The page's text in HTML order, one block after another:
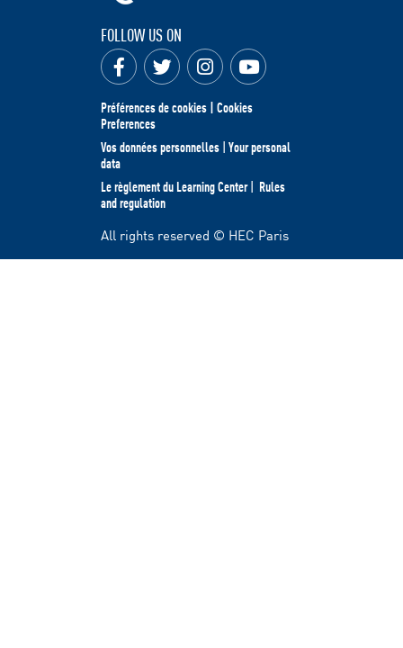
FOLLOW US ON
Préférences de cookies | Cookies
Preferences
Vos données personnelles | Your personal
data
Le règlement du Learning Center| Rules
and regulation
All rights reserved © HEC Paris